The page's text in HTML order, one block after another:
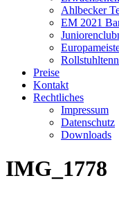
Ahlbecker
EM 2021
Preise
Kontakt
Rechtliches
Impressum
Datenschutz
Downloads
IMG_1778